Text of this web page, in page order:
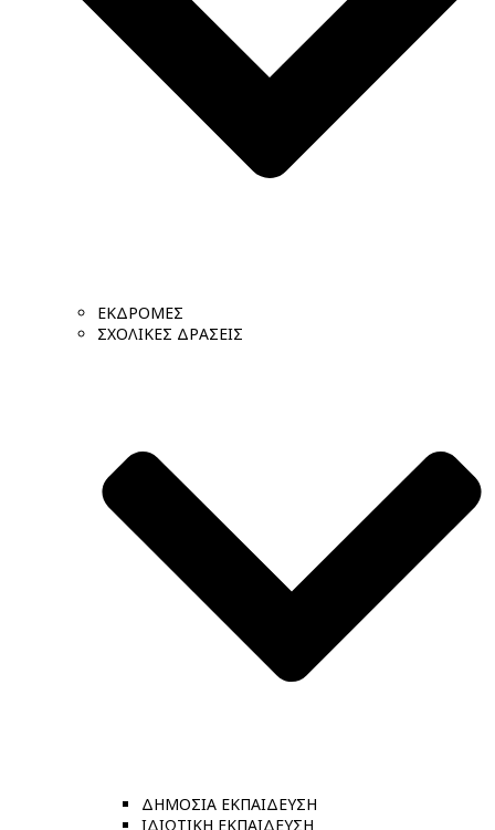
ΕΚΔΡΟΜΕΣ
ΣΧΟΛΙΚΕΣ ΔΡΑΣΕΙΣ
ΔΗΜΟΣΙΑ ΕΚΠΑΙΔΕΥΣΗ
ΙΔΙΩΤΙΚΗ ΕΚΠΑΙΔΕΥΣΗ